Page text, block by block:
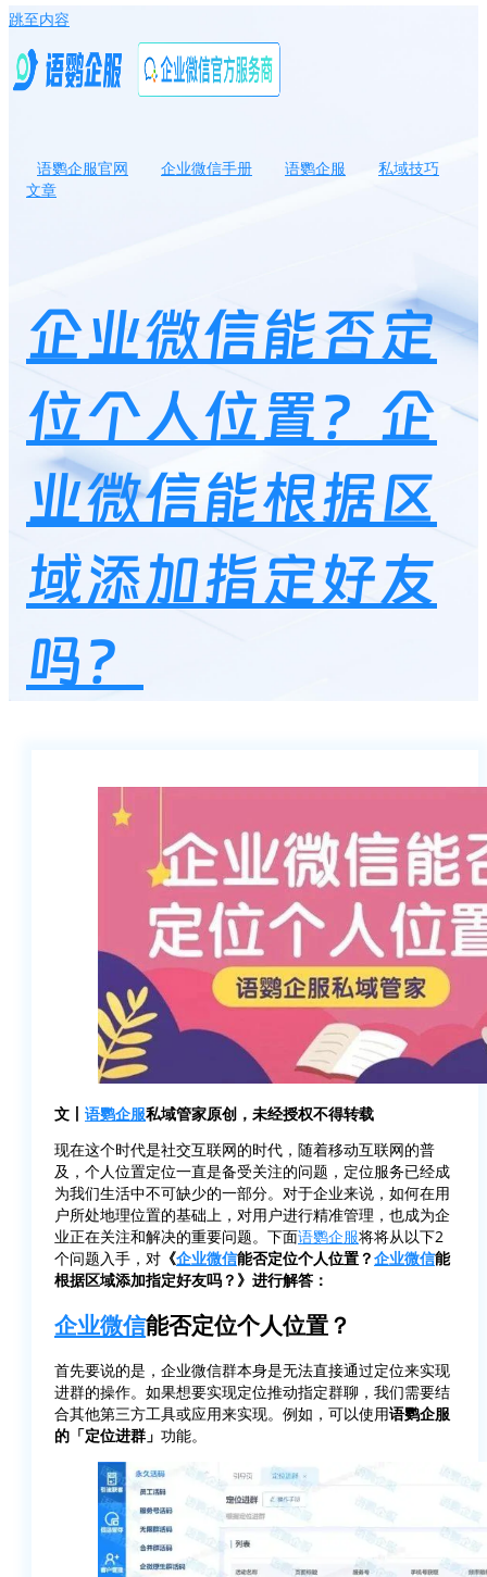
跳至内容
语鹦企服官网 企业微信手册 语鹦企服
私域技巧
文章
企业微信能否定
位个人位置？企
业微信能根据区
域添加指定好友
吗？
文丨 语鹦企服私域管家原创，未经授权不得转载
现在这个时代是社交互联网的时代，随着移动互联网的普
及，个人位置定位一直是备受关注的问题，定位服务已经成
为我们生活中不可缺少的一部分。对于企业来说，如何在用
户所处地理位置的基础上，对用户进行精准管理，也成为企
业正在关注和解决的重要问题。下面语鹦企服将将从以下2
个问题入手，对 《企业微信能否定位个人位置？企业微信能
根据区域添加指定好友吗？》进行解答：
企业微信能否定位个人位置？
首先要说的是，企业微信群本身是无法直接通过定位来实现
进群的操作。如果想要实现定位推动指定群聊，我们需要结
合其他第三方工具或应用来实现。例如，可以使用语鹦企服
的「定位进群」 功能。